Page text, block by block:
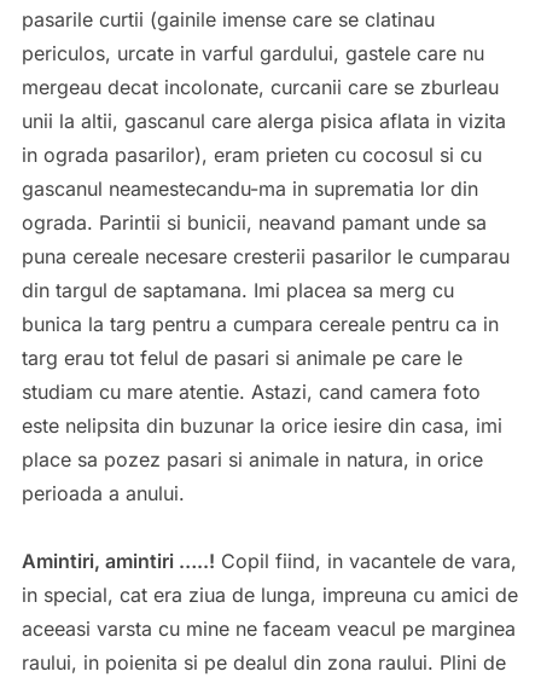
pasarile curtii (gainile imense care se clatinau
periculos, urcate in varful gardului, gastele care nu
mergeau decat incolonate, curcanii care se zburleau
unii la altii, gascanul care alerga pisica aflata in vizita
in ograda pasarilor), eram prieten cu cocosul si cu
gascanul neamestecandu-ma in suprematia lor din
ograda. Parintii si bunicii, neavand pamant unde sa
puna cereale necesare cresterii pasarilor le cumparau
din targul de saptamana. Imi placea sa merg cu
bunica la targ pentru a cumpara cereale pentru ca in
targ erau tot felul de pasari si animale pe care le
studiam cu mare atentie. Astazi, cand camera foto
este nelipsita din buzunar la orice iesire din casa, imi
place sa pozez pasari si animale in natura, in orice
perioada a anului.
Amintiri, amintiri …..! Copil fiind, in vacantele de vara,
in special, cat era ziua de lunga, impreuna cu amici de
aceeasi varsta cu mine ne faceam veacul pe marginea
raului, in poienita si pe dealul din zona raului. Plini de